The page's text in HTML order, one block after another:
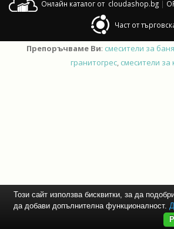
Онлайн каталог от cloudashop.bg |
Част от
Препоръчваме Ви: смесители за баня
гранитогрес, смесители за
Този сайт използва бисквитки, за да
да добави допълнителна функционалност.